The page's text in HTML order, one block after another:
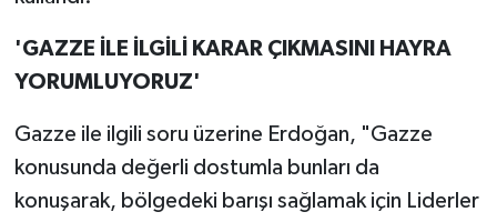
'GAZZE İLE İLGİLİ KARAR ÇIKMASINI HAYRA
YORUMLUYORUZ'
Gazze ile ilgili soru üzerine Erdoğan, "Gazze
konusunda değerli dostumla bunları da
konuşarak, bölgedeki barışı sağlamak için Liderler